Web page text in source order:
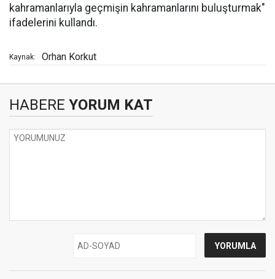
kahramanlarıyla geçmişin kahramanlarını buluşturmak"
ifadelerini kullandı.
Kaynak: Orhan Korkut
HABERE YORUM KAT